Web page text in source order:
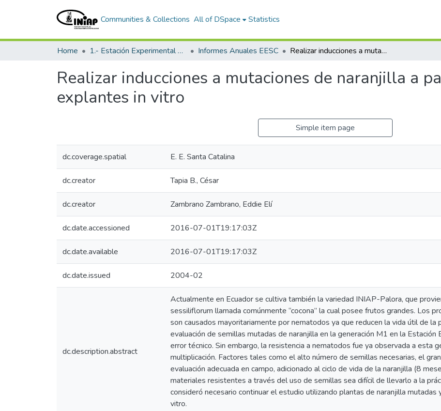
Communities & Collections All of DSpace Statistics
Home 1.- Estación Experimental Santa Catalina Informes Anuales EESC Realizar inducciones a mutaciones de naranjilla a partir de plantas o explantes in vitro
Realizar inducciones a mutaciones de naranjilla a
explantes in vitro
Simple item page
dc.coverage.spatial E. E. Santa Catalina
dc.creator Tapia B., César
dc.creator Zambrano Zambrano, Eddie Elí
dc.date.accessioned 2016-07-01T19:17:03Z
dc.date.available 2016-07-01T19:17:03Z
dc.date.issued 2004-02
dc.description.abstract
Actualmente en Ecuador se cultiva también la variedad INIAP-Palora, que
sessiliflorum llamada comúnmente “cocona” la cual posee frutos grandes. Los
son causados mayoritariamente por nematodos ya que reducen la vida útil de la
evaluación de semillas mutadas de naranjilla en la generación M1 en la Estación
error técnico. Sin embargo, la resistencia a nematodos fue ya observada a esta
multiplicación. Factores tales como el alto número de semillas necesarias, el
evaluación adecuada en campo, adicionado al ciclo de vida de la naranjilla (8
materiales resistentes a través del uso de semillas sea difícil de llevarlo a la
consideró necesario continuar el estudio utilizando plantas de naranjilla mutadas
vitro.